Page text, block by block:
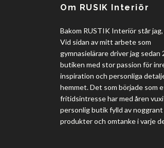
Om RUSIK Interiör
Bakom RUSTIK Interiör står
Vid sidan av mitt arbete som
gymnasielärare driver jag sedan
butiken med stor passion för
inspiration och personliga
hemmet. Det som började som
fritidsintresse har med åren
personlig butik fylld av
produkter och omtanke i varje